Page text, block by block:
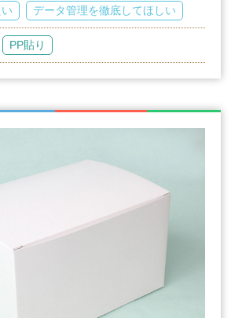
データ管理を徹底してほしい
PP貼り